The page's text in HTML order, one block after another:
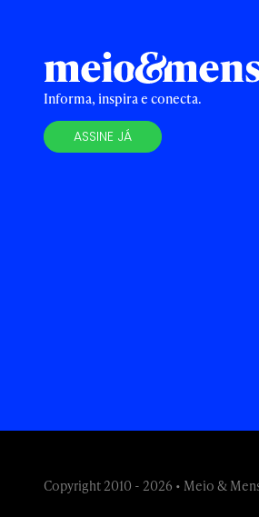
Informa, inspira e conecta.
ASSINE JÁ
Copyright 2010 - 2026 • Meio &